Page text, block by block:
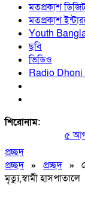
মতপ্রকাশ
মতপ্রকাশ
Youth
ছবি
ভিডিও
Radio Dhoni
শিরোনাম:
৫
প্রচ্ছদ
প্রচ্ছদ» প্রচ্ছদ»
মৃত্যু,স্বামী হাসপাতালে